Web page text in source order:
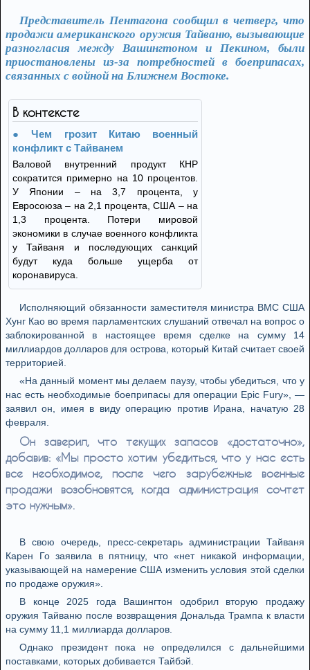
Представитель Пентагона сообщил в четверг, что
продажи американского оружия Тайваню, вызывающие
разногласия между Вашингтоном и Пекином, были
приостановлены из-за потребностей в боеприпасах,
связанных с войной на Ближнем Востоке.
В контексте
Чем грозит Китаю военный
конфликт с Тайванем
Валовой внутренний продукт КНР
сократится примерно на 10 процентов.
У Японии – на 3,7 процента, у
Евросоюза – на 2,1 процента, США – на
1,3 процента. Потери мировой
экономики в случае военного конфликта
у Тайваня и последующих санкций
будут куда больше ущерба от
коронавируса.
Исполняющий обязанности заместителя министра ВМС США
Хунг Као во время парламентских слушаний отвечал на вопрос о
заблокированной в настоящее время сделке на сумму 14
миллиардов долларов для острова, который Китай считает своей
территорией.
«На данный момент мы делаем паузу, чтобы убедиться, что у
нас есть необходимые боеприпасы для операции Epic Fury», —
заявил он, имея в виду операцию против Ирана, начатую 28
февраля.
Он заверил, что текущих запасов «достаточно»,
добавив: «Мы просто хотим убедиться, что у нас есть
все необходимое, после чего зарубежные военные
продажи возобновятся, когда администрация сочтет
это нужным».
В свою очередь, пресс-секретарь администрации Тайваня
Карен Го заявила в пятницу, что «нет никакой информации,
указывающей на намерение США изменить условия этой сделки
по продаже оружия».
В конце 2025 года Вашингтон одобрил вторую продажу
оружия Тайваню после возвращения Дональда Трампа к власти
на сумму 11,1 миллиарда долларов.
Однако президент пока не определился с дальнейшими
поставками, которых добивается Тайбэй.